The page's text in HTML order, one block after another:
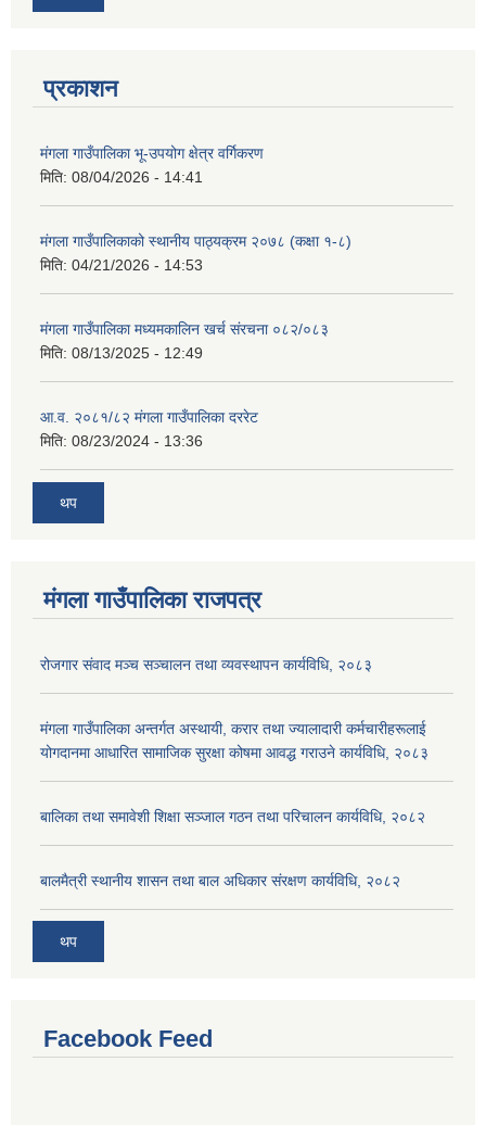
प्रकाशन
मंगला गाउँपालिका भू-उपयोग क्षेत्र वर्गिकरण
मिति: 08/04/2026 - 14:41
मंगला गाउँपालिकाको स्थानीय पाठ्यक्रम २०७८ (कक्षा १-८)
मिति: 04/21/2026 - 14:53
मंगला गाउँपालिका मध्यमकालिन खर्च संरचना ०८२/०८३
मिति: 08/13/2025 - 12:49
आ.व. २०८१/८२ मंगला गाउँपालिका दररेट
मिति: 08/23/2024 - 13:36
थप
मंगला गाउँपालिका राजपत्र
रोजगार संवाद मञ्च सञ्चालन तथा व्यवस्थापन कार्यविधि, २०८३
मंगला गाउँपालिका अन्तर्गत अस्थायी, करार तथा ज्यालादारी कर्मचारीहरूलाई
योगदानमा आधारित सामाजिक सुरक्षा कोषमा आवद्ध गराउने कार्यविधि, २०८३
बालिका तथा समावेशी शिक्षा सञ्जाल गठन तथा परिचालन कार्यविधि, २०८२
बालमैत्री स्थानीय शासन तथा बाल अधिकार संरक्षण कार्यविधि, २०८२
थप
Facebook Feed